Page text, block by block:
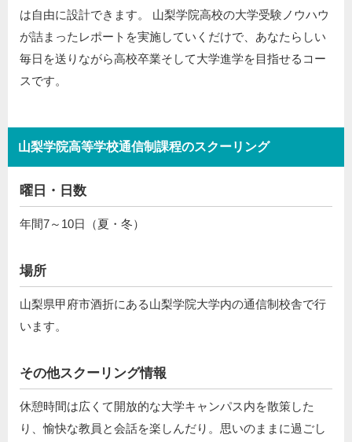
は自由に設計できます。 山梨学院高校の大学受験ノウハウ
が詰まったレポートを実施していくだけで、あなたらしい
毎日を送りながら高校卒業そして大学進学を目指せるコー
スです。
山梨学院高等学校通信制課程のスクーリング
曜日・日数
年間7～10日（夏・冬）
場所
山梨県甲府市酒折にある山梨学院大学内の通信制校舎で行
います。
その他スクーリング情報
休憩時間は広くて開放的な大学キャンパス内を散策した
り、愉快な教員と会話を楽しんだり。思いのままに過ごし